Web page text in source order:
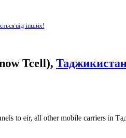
від інших!
Tcell),
to eir, all other mobile carriers in